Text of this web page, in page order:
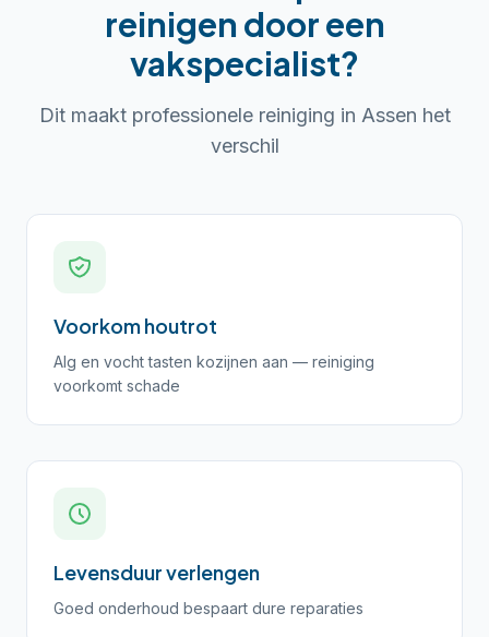
reinigen door een
vakspecialist?
Dit maakt professionele reiniging in Assen het
verschil
Voorkom houtrot
Alg en vocht tasten kozijnen aan — reiniging
voorkomt schade
Levensduur verlengen
Goed onderhoud bespaart dure reparaties